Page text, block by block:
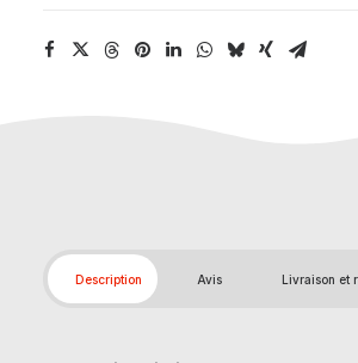
Description Avis Livraison et